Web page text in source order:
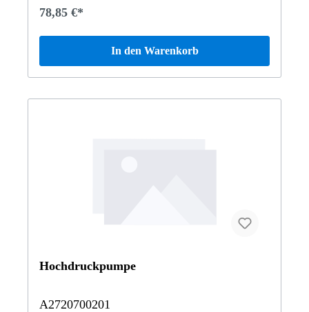
78,85 €*
In den Warenkorb
Hochdruckpumpe
A2720700201